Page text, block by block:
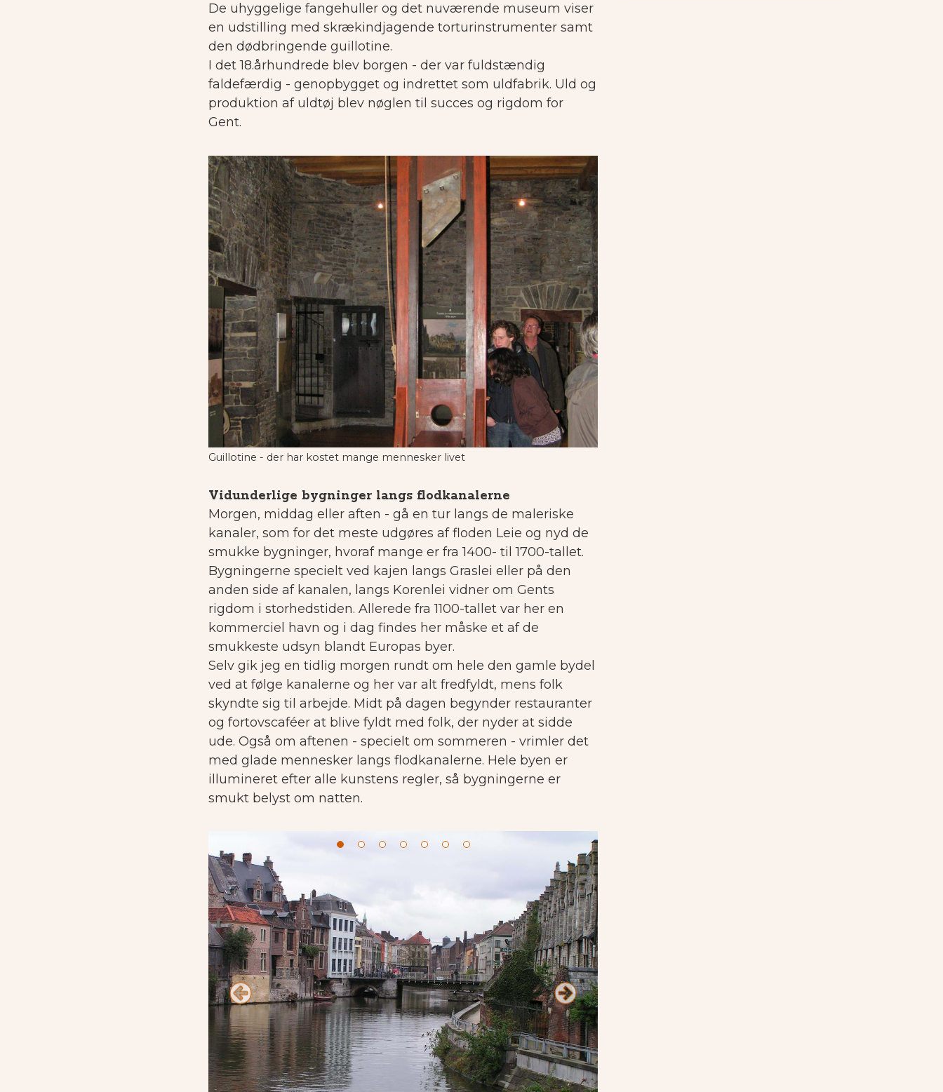
De uhyggelige fangehuller og det nuværende museum viser
en udstilling med skrækindjagende torturinstrumenter samt
den dødbringende guillotine.
I det 18.århundrede blev borgen - der var fuldstændig
faldefærdig - genopbygget og indrettet som uldfabrik. Uld og
produktion af uldtøj blev nøglen til succes og rigdom for
Gent.
Guillotine - der har kostet mange mennesker livet
Vidunderlige bygninger langs flodkanalerne
Morgen, middag eller aften - gå en tur langs de maleriske
kanaler, som for det meste udgøres af floden Leie og nyd de
smukke bygninger, hvoraf mange er fra 1400- til 1700-tallet.
Bygningerne specielt ved kajen langs Graslei eller på den
anden side af kanalen, langs Korenlei vidner om Gents
rigdom i storhedstiden. Allerede fra 1100-tallet var her en
kommerciel havn og i dag findes her måske et af de
smukkeste udsyn blandt Europas byer.
Selv gik jeg en tidlig morgen rundt om hele den gamle bydel
ved at følge kanalerne og her var alt fredfyldt, mens folk
skyndte sig til arbejde. Midt på dagen begynder restauranter
og fortovscaféer at blive fyldt med folk, der nyder at sidde
ude. Også om aftenen - specielt om sommeren - vrimler det
med glade mennesker langs flodkanalerne. Hele byen er
illumineret efter alle kunstens regler, så bygningerne er
smukt belyst om natten.